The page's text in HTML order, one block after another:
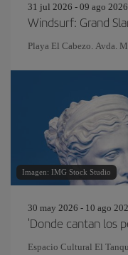
31 jul 2026 - 09 ago 2026
Windsurf: Grand
Playa El Cabezo. Avda.
Imagen: IMG Stock Studio
30 may 2026 - 10 ago
'Donde cantan los
Espacio Cultural El